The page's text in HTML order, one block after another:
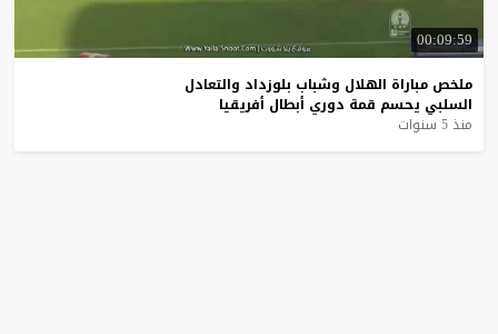
00:09:59
ملخص مباراة الهلال وشباب بلوزداد والتعادل
السلبي يحسم قمة دوري أبطال أفريقيا
منذ 5 سنوات